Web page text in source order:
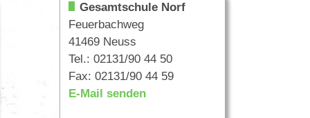
Gesamtschule Norf
Feuerbachweg
41469 Neuss
Tel.: 02131/90 44 50
Fax: 02131/90 44 59
E-Mail senden